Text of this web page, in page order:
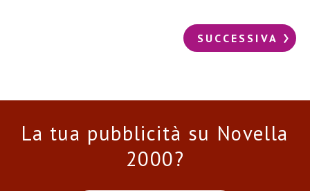
SUCCESSIVA
La tua pubblicità su Novella
2000?